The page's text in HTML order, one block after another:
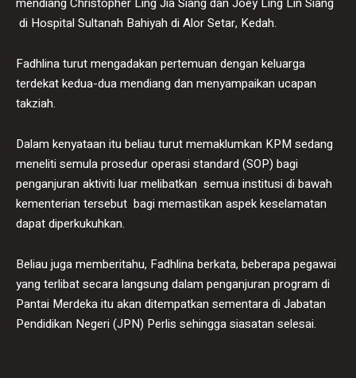
di Hospital Sultanah Bahiyah di Alor Setar, Kedah.
Fadhlina turut mengadakan pertemuan dengan keluarga
terdekat kedua-dua mendiang dan menyampaikan ucapan
takziah.
Dalam kenyataan itu beliau turut memaklumkan KPM sedang
meneliti semula prosedur operasi standard (SOP) bagi
penganjuran aktiviti luar melibatkan semua institusi di bawah
kementerian tersebut bagi memastikan aspek keselamatan
dapat diperkukuhkan.
Beliau juga memberitahu, Fadhlina berkata, beberapa pegawai
yang terlibat secara langsung dalam penganjuran program di
Pantai Merdeka itu akan ditempatkan sementara di Jabatan
Pendidikan Negeri (JPN) Perlis sehingga siasatan selesai.